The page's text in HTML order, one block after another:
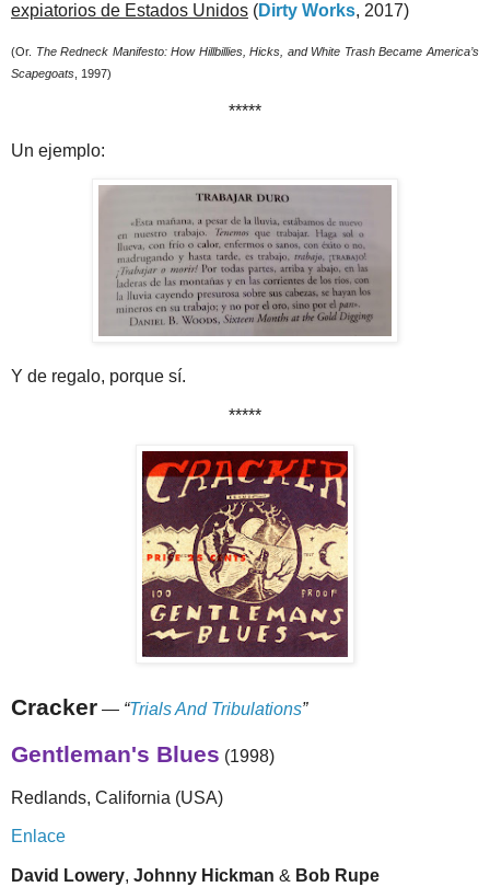
expiatorios de Estados Unidos (Dirty Works, 2017)
(Or. The Redneck Manifesto: How Hillbillies, Hicks, and White Trash Became America’s
Scapegoats , 1997)
*****
Un ejemplo:
Y de regalo, porque sí.
*****
Cracker — “Trials And Tribulations”
Gentleman's Blues (1998)
Redlands, California (USA)
Enlace
David Lowery, Johnny Hickman & Bob Rupe